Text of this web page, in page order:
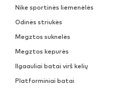
Nike sportinės liemenėlės
Odinės striukės
Megztos suknelės
Megztos kepurės
Ilgaauliai batai virš kelių
Platforminiai batai